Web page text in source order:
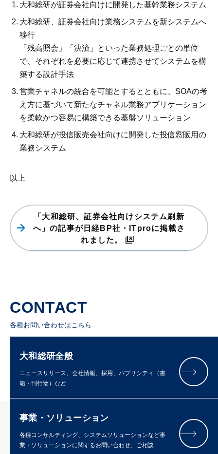
大和総研が証券会社向けに開発した基幹業務システム
大和総研、証券会社向け業務システムを新システムへ
移行
「残高照会」「決済」といった業務処理ごとの単位
で、それぞれを必要に応じて連携させてシステムを構
築する設計手法
営業チャネルの統合を可能とするとともに、SOAの考
え方に基づいて新たなチャネル業務アプリケーション
を柔軟かつ容易に構築できる基盤ソリューション
大和総研が投信販売会社向けに開発した投信窓販用の
業務システム
以上
「大和総研、証券会社向けシステム刷新
へ」の記事が日経BP社・ITproに掲載さ
れました。
CONTACT
各種お問い合わせはこちら
大和総研全般
ニュースリリース、会社情報、採用、パブリシティ（書
籍・刊行物）など
事業・ソリューション
各種コンサルティング、システムソリューションなど事
業・ソリューションに関するお問い合わせ、ご相談